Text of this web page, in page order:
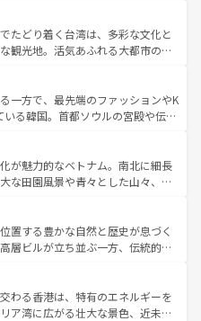
フードやハワイアンミュージッ
など、すべてがハワイの魅力を彩
新しい発見と感動が待っているハ
にそびえるウルル（エアーズロッ
い原生林やケアンズの熱帯雨林な
。また、カフェやワイン、オージ
充実しており、サーフィンやダイ
、アウトドア好きにはたまらな
彩な魅力を存分に味わいつくそ
たどり着く台湾は、多彩な文化と
観光地。活気あふれる大都市の台
である台湾東部など、都市の喧騒
ており、訪れる人に新しい発見と
。また、奥深い台湾の食文化も魅
ーツなど、バラエティ豊かな料理
お、新着の台湾情報は コンテンツ一覧を参
一方で、最先端のファッションやK
る韓国。首都ソウルの宮殿や伝統
四季折々の自然美を楽しむことが
や焼肉、絶品のストリートフード
理が待っている。夜には、韓国な
韓国の多彩な魅力を心ゆくまで味
てみてほしい。 なお、新着の韓国情報はコンテンツ一
が魅力的なベトナム。南北に細長
な田園風景や青々とした山々、世
息づく。ハノイの古い町並みやホ
治時代の建物も、独特の雰囲気を
バラエティの豊かさとおいしさで
ー、ベトナムコーヒーなどは、ぜ
の地域を訪れてもあたたかい人々
ので、きっと忘れられない旅にな
置する豊かな自然と歴史が息づく
層ビルが立ち並ぶ一方、伝統的な
北部ではチェンマイなどの山岳地
部ではプーケットやクラビの美し
を楽しむことができる。タイ料理
わる香港は、特有のエネルギーを
ア湾に広がる壮大な景色、近未来